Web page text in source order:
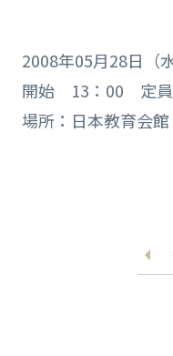
2008年05月28日（
開始 13：00 定員
場所：日本教育